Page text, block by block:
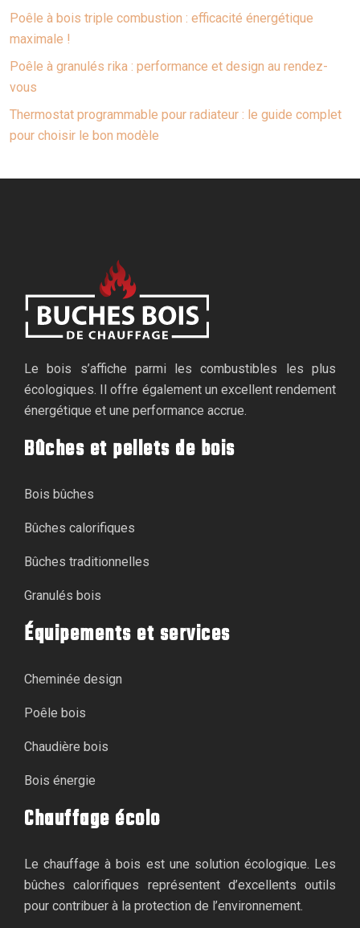
Poêle à bois triple combustion : efficacité énergétique
maximale !
Poêle à granulés rika : performance et design au rendez-
vous
Thermostat programmable pour radiateur : le guide complet
pour choisir le bon modèle
Le bois s’affiche parmi les combustibles les plus
écologiques. Il offre également un excellent rendement
énergétique et une performance accrue.
Bûches et pellets de bois
Bois bûches
Bûches calorifiques
Bûches traditionnelles
Granulés bois
Équipements et services
Cheminée design
Poêle bois
Chaudière bois
Bois énergie
Chauffage écolo
Le chauffage à bois est une solution écologique. Les
bûches calorifiques représentent d’excellents outils
pour contribuer à la protection de l’environnement.